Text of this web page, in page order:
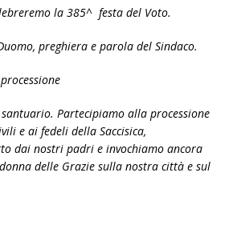
la 385^ festa del Voto.
preghiera e parola del Sindaco.
santuario. Partecipiamo alla processione
e ai fedeli della Saccisica,
dai nostri padri e invochiamo ancora
delle Grazie sulla nostra città e sul